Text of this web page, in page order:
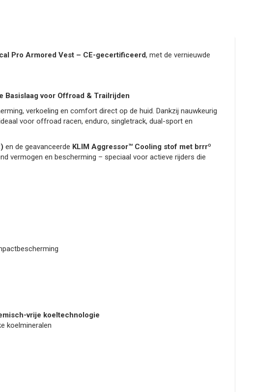
Pro Armored Vest – CE-gecertificeerd, met de vernieuwde
voor Offroad & Trailrijden
verkoeling en comfort direct op de huid. Dankzij nauwkeurig
voor offroad racen, enduro, singletrack, dual-sport en
en de geavanceerde KLIM Aggressor™ Cooling stof met brrrº
vermogen en bescherming – speciaal voor actieve rijders die
vrije koeltechnologie
koelmineralen